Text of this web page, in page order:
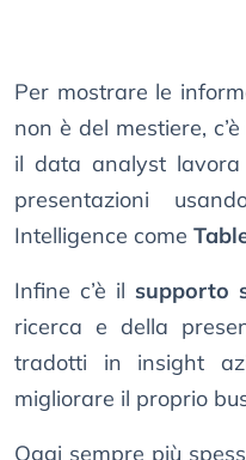
Per mostrare le
non è del mestiere, c’è
il data analyst
presentazioni
Intelligence come
Infine c’è il supporto
ricerca e della
tradotti in insight
migliorare il proprio
Oggi sempre più